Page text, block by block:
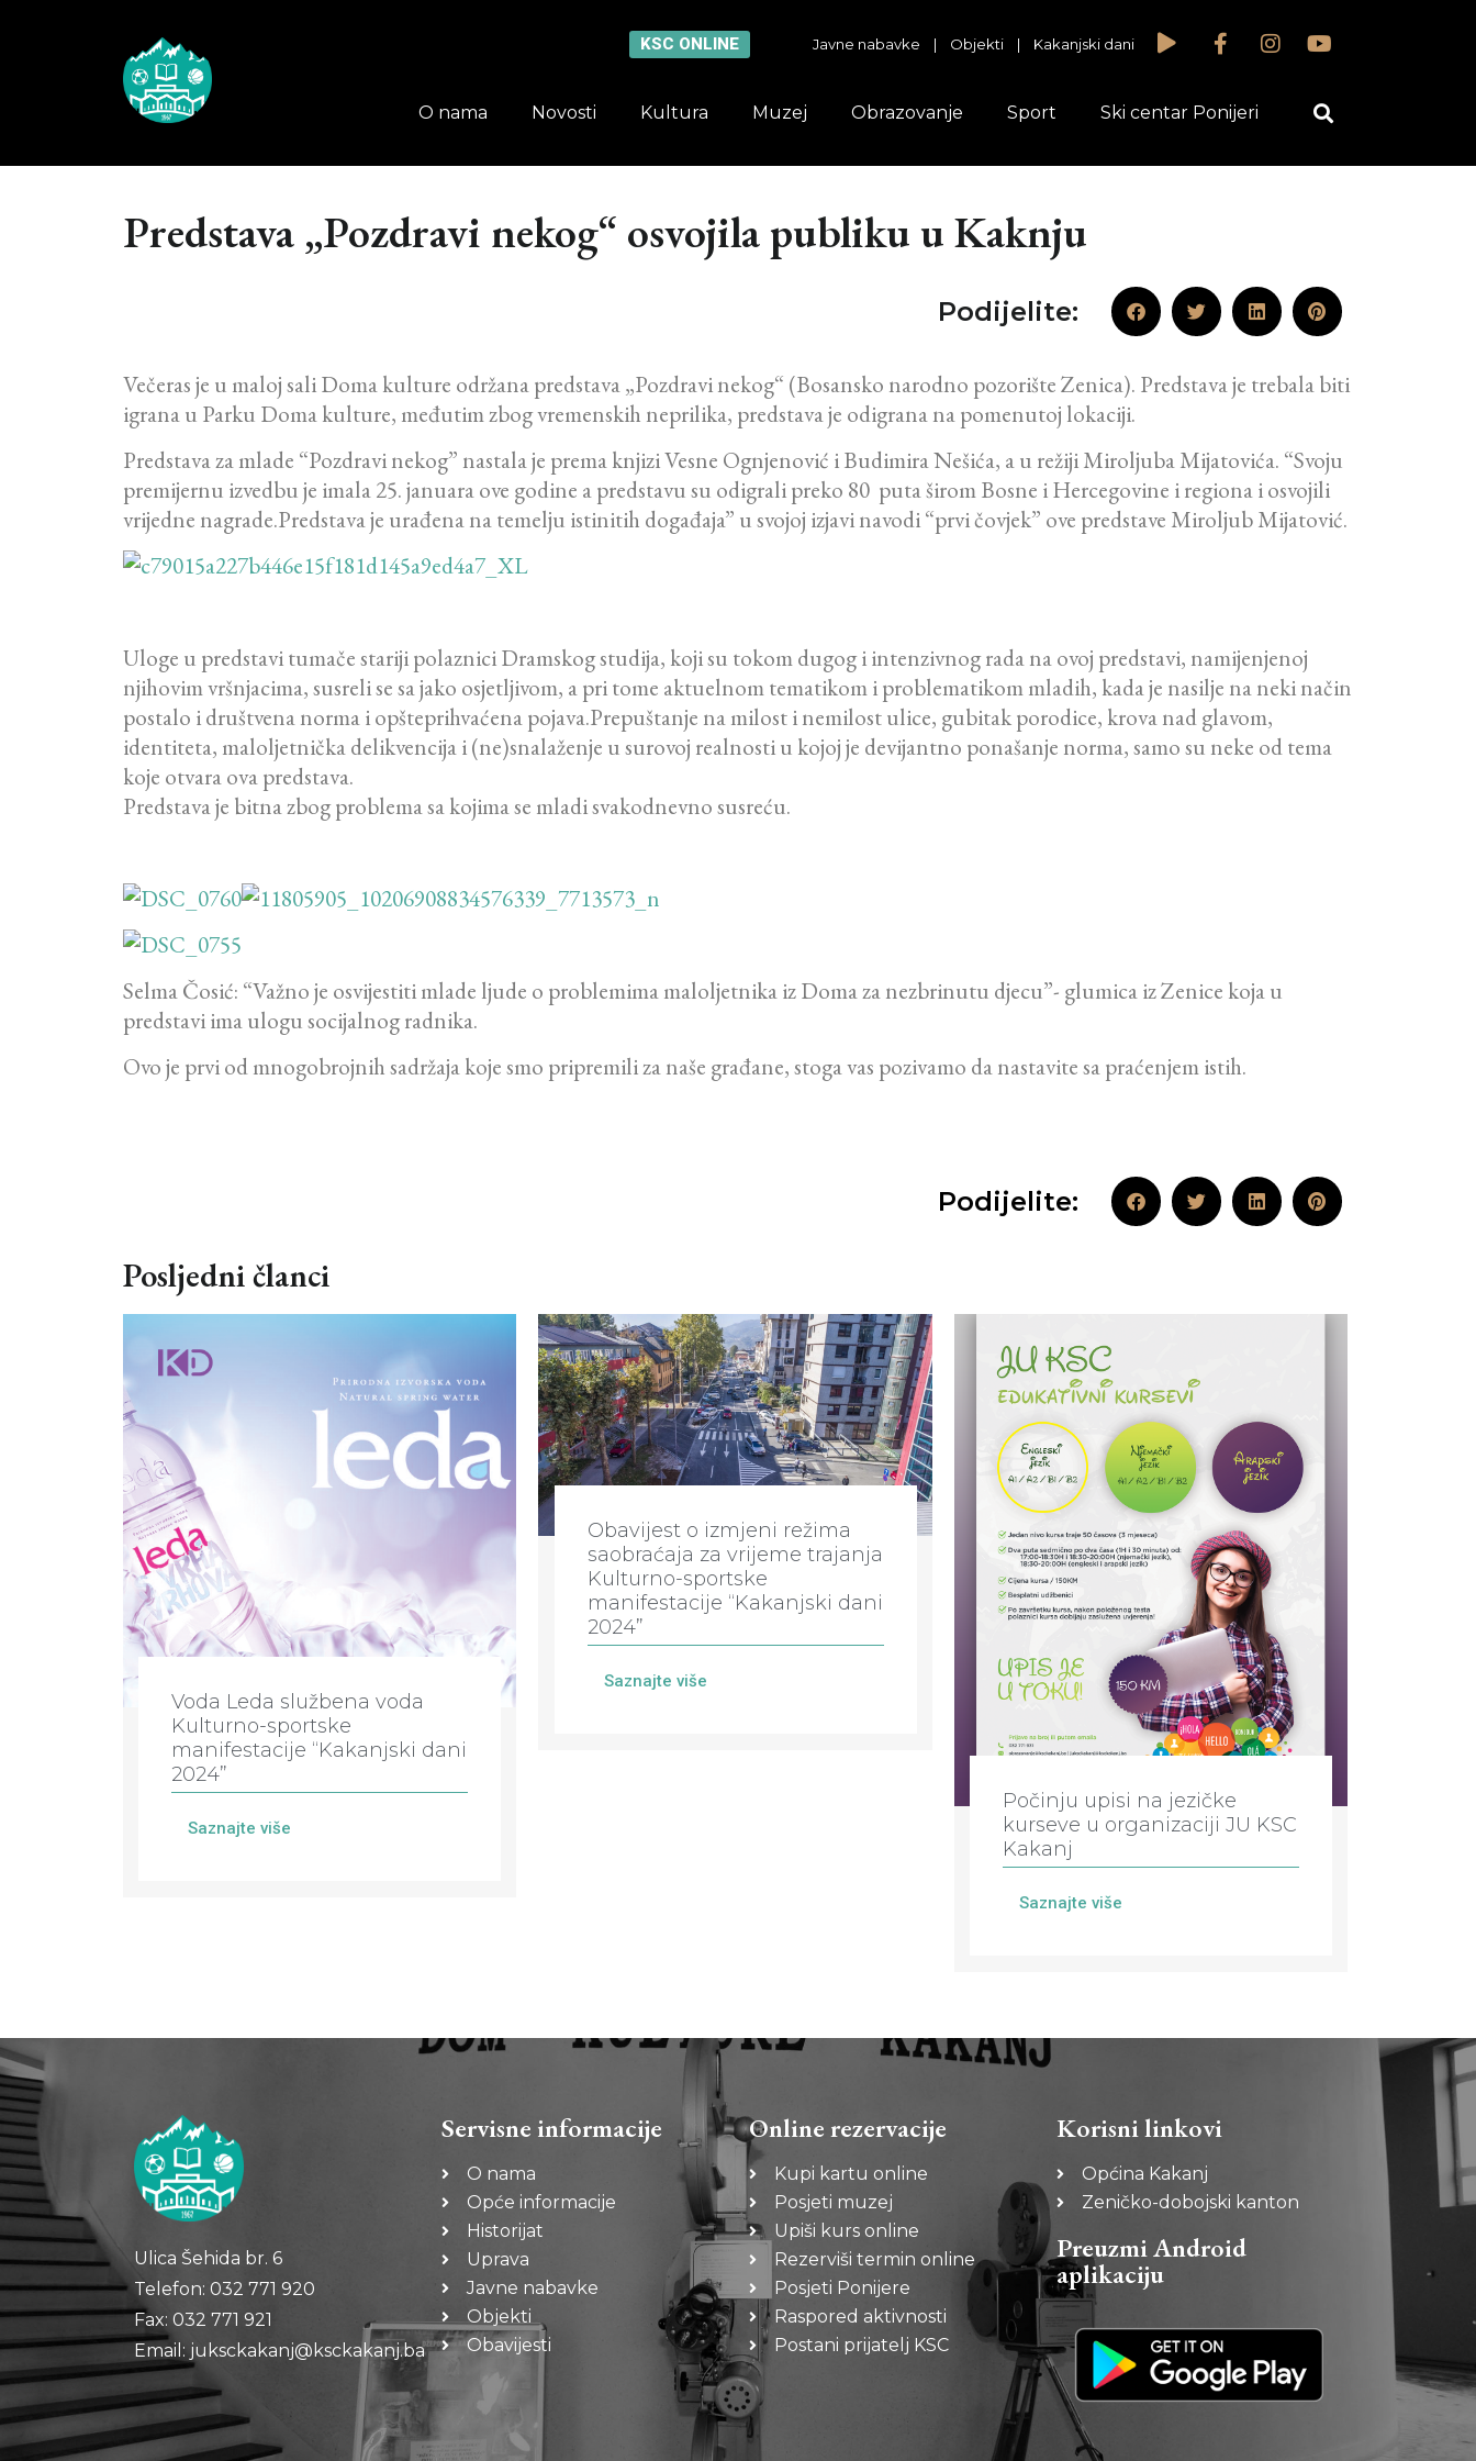
KSC ONLINE Javne nabavke | Objekti | Kakanjski dani
O nama Novosti Kultura Muzej Obrazovanje Sport Ski centar Ponijeri
Predstava „Pozdravi nekog“ osvojila publiku u Kaknju
Podijelite:
Večeras je u maloj sali Doma kulture održana predstava „Pozdravi nekog“ (Bosansko narodno pozorište Zenica). Predstava je trebala biti
igrana u Parku Doma kulture, međutim zbog vremenskih neprilika, predstava je odigrana na pomenutoj lokaciji.
Predstava za mlade “Pozdravi nekog” nastala je prema knjizi Vesne Ognjenović i Budimira Nešića, a u režiji Miroljuba Mijatovića. “Svoju
premijernu izvedbu je imala 25. januara ove godine a predstavu su odigrali preko 80 puta širom Bosne i Hercegovine i regiona i osvojili
vrijedne nagrade.Predstava je urađena na temelju istinitih događaja” u svojoj izjavi navodi “prvi čovjek” ove predstave Miroljub Mijatović.
Uloge u predstavi tumače stariji polaznici Dramskog studija, koji su tokom dugog i intenzivnog rada na ovoj predstavi, namijenjenoj
njihovim vršnjacima, susreli se sa jako osjetljivom, a pri tome aktuelnom tematikom i problematikom mladih, kada je nasilje na neki način
postalo i društvena norma i opšteprihvaćena pojava.Prepuštanje na milost i nemilost ulice, gubitak porodice, krova nad glavom,
identiteta, maloljetnička delikvencija i (ne)snalaženje u surovoj realnosti u kojoj je devijantno ponašanje norma, samo su neke od tema
koje otvara ova predstava.
Predstava je bitna zbog problema sa kojima se mladi svakodnevno susreću.
Selma Čosić: “Važno je osvijestiti mlade ljude o problemima maloljetnika iz Doma za nezbrinutu djecu”- glumica iz Zenice koja u
predstavi ima ulogu socijalnog radnika.
Ovo je prvi od mnogobrojnih sadržaja koje smo pripremili za naše građane, stoga vas pozivamo da nastavite sa praćenjem istih.
Podijelite:
Posljedni članci
Voda Leda službena voda
Kulturno-sportske
manifestacije “Kakanjski dani
2024”
Saznajte više
Obavijest o izmjeni režima
saobraćaja za vrijeme trajanja
Kulturno-sportske
manifestacije “Kakanjski dani
2024”
Saznajte više
Počinju upisi na jezičke
kurseve u organizaciji JU KSC
Kakanj
Saznajte više
Ulica Šehida br. 6
Telefon: 032 771 920
Fax: 032 771 921
Email: juksckakanj@ksckakanj.ba
Servisne informacije
O nama
Opće informacije
Historijat
Uprava
Javne nabavke
Objekti
Obavijesti
Online rezervacije
Kupi kartu online
Posjeti muzej
Upiši kurs online
Rezerviši termin online
Posjeti Ponijere
Raspored aktivnosti
Postani prijatelj KSC
Korisni linkovi
Općina Kakanj
Zeničko-dobojski kanton
Preuzmi Android
aplikaciju